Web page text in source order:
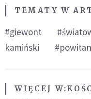
TEMATY W
#giewont
kamiński
WIĘCEJ W: